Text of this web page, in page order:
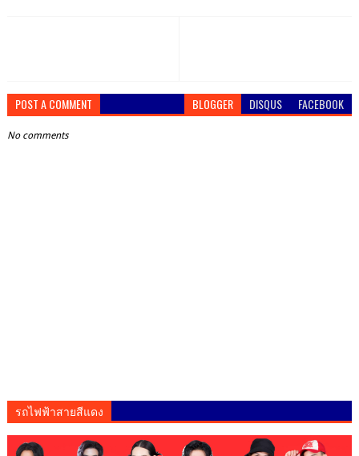
POST A COMMENT BLOGGER DISQUS FACEBOOK
No comments
รถไฟฟ้าสายสีแดง